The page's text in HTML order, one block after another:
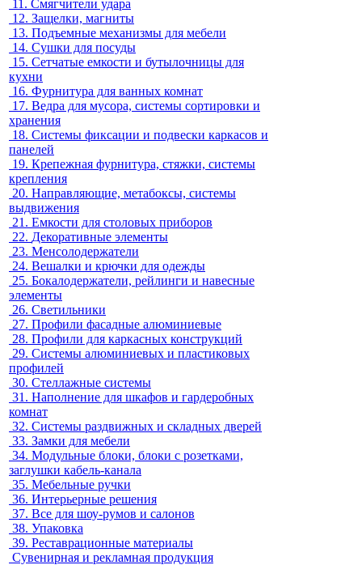
11. Смягчители удара
12. Защелки, магниты
13. Подъемные механизмы для мебели
14. Сушки для посуды
15. Сетчатые емкости и бутылочницы для
кухни
16. Фурнитура для ванных комнат
17. Ведра для мусора, системы сортировки и
хранения
18. Системы фиксации и подвески каркасов и
панелей
19. Крепежная фурнитура, стяжки, системы
крепления
20. Направляющие, метабоксы, системы
выдвижения
21. Емкости для столовых приборов
22. Декоративные элементы
23. Менсолодержатели
24. Вешалки и крючки для одежды
25. Бокалодержатели, рейлинги и навесные
элементы
26. Светильники
27. Профили фасадные алюминиевые
28. Профили для каркасных конструкций
29. Системы алюминиевых и пластиковых
профилей
30. Стеллажные системы
31. Наполнение для шкафов и гардеробных
комнат
32. Системы раздвижных и складных дверей
33. Замки для мебели
34. Модульные блоки, блоки с розетками,
заглушки кабель-канала
35. Мебельные ручки
36. Интерьерные решения
37. Все для шоу-румов и салонов
38. Упаковка
39. Реставрационные материалы
Сувенирная и рекламная продукция